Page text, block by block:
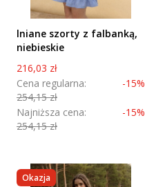
lniane szorty z falbanką,
niebieskie
Cena promocyjna
216,03 zł
Cena regularna:
254,15 zł
-15%
Najniższa cena:
254,15 zł
-15%
Okazja